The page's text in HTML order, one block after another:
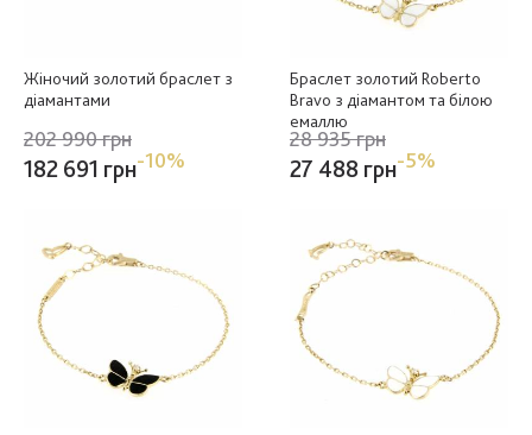
Жіночий золотий браслет з
діамантами
202 990 грн
182 691 грн-10%
Браслет золотий Roberto
Bravo з діамантом та білою
емаллю
28 935 грн
27 488 грн-5%